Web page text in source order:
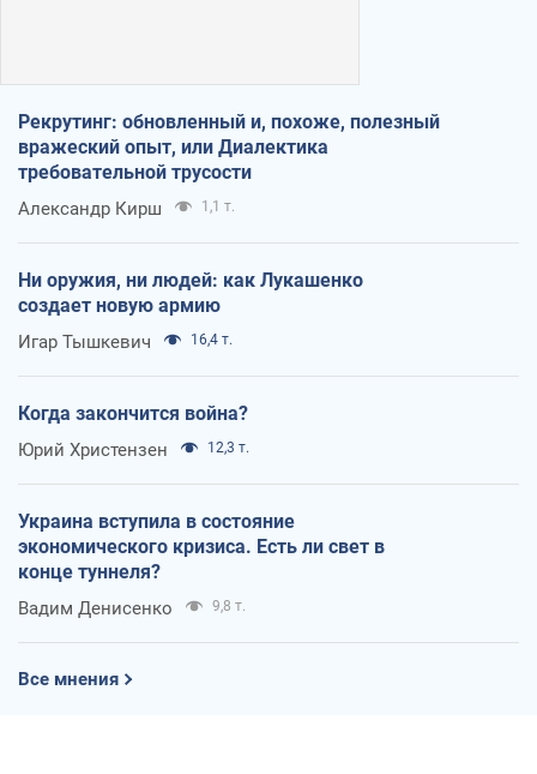
Рекрутинг: обновленный и, похоже, полезный
вражеский опыт, или Диалектика
требовательной трусости
Александр Кирш 1,1 т.
Ни оружия, ни людей: как Лукашенко
создает новую армию
Игар Тышкевич 16,4 т.
Когда закончится война?
Юрий Христензен 12,3 т.
Украина вступила в состояние
экономического кризиса. Есть ли свет в
конце туннеля?
Вадим Денисенко 9,8 т.
Все мнения